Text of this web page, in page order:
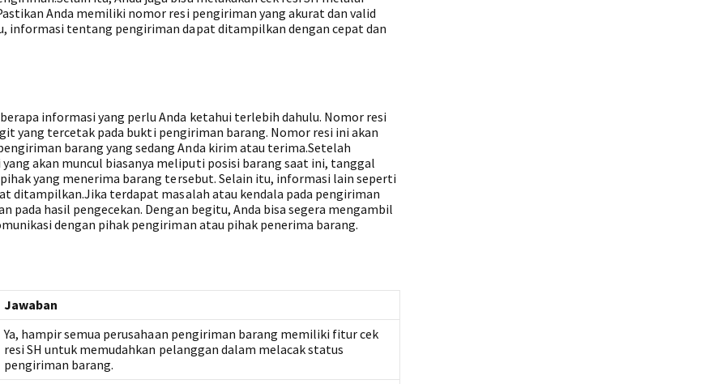
Anda memiliki nomor resi pengiriman yang akurat dan valid
informasi tentang pengiriman dapat ditampilkan dengan cepat dan
informasi yang perlu Anda ketahui terlebih dahulu. Nomor resi
yang tercetak pada bukti pengiriman barang. Nomor resi ini akan
barang yang sedang Anda kirim atau terima.Setelah
akan muncul biasanya meliputi posisi barang saat ini, tanggal
yang menerima barang tersebut. Selain itu, informasi lain seperti
ditampilkan.Jika terdapat masalah atau kendala pada pengiriman
hasil pengecekan. Dengan begitu, Anda bisa segera mengambil
dengan pihak pengiriman atau pihak penerima barang.
Jawaban
Ya, hampir semua perusahaan pengiriman barang memiliki fitur cek
resi SH untuk memudahkan pelanggan dalam melacak status
pengiriman barang.